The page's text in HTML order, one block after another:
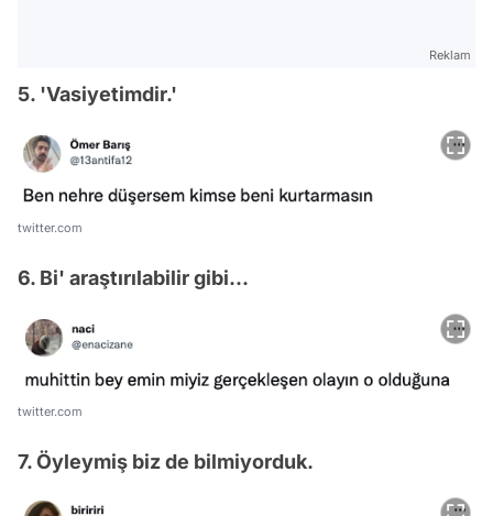
Reklam
5. 'Vasiyetimdir.'
twitter.com
6. Bi' araştırılabilir gibi...
twitter.com
7. Öyleymiş biz de bilmiyorduk.